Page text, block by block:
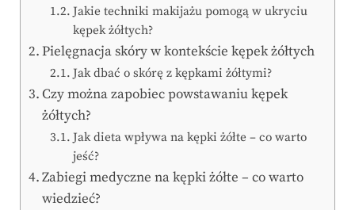
Jakie techniki makijażu pomogą w ukryciu
kępek żółtych?
Pielęgnacja skóry w kontekście kępek żółtych
Jak dbać o skórę z kępkami żółtymi?
Czy można zapobiec powstawaniu kępek
żółtych?
Jak dieta wpływa na kępki żółte – co warto
jeść?
Zabiegi medyczne na kępki żółte – co warto
wiedzieć?